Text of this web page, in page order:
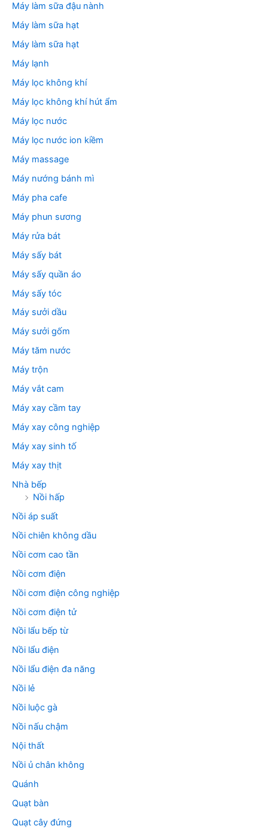
Máy làm sữa đậu nành
Máy làm sữa hạt
Máy làm sữa hạt
Máy lạnh
Máy lọc không khí
Máy lọc không khí hút ẩm
Máy lọc nước
Máy lọc nước ion kiềm
Máy massage
Máy nướng bánh mì
Máy pha cafe
Máy phun sương
Máy rửa bát
Máy sấy bát
Máy sấy quần áo
Máy sấy tóc
Máy sưởi dầu
Máy sưởi gốm
Máy tăm nước
Máy trộn
Máy vắt cam
Máy xay cầm tay
Máy xay công nghiệp
Máy xay sinh tố
Máy xay thịt
Nhà bếp
Nồi hấp
Nồi áp suất
Nồi chiên không dầu
Nồi cơm cao tần
Nồi cơm điện
Nồi cơm điện công nghiệp
Nồi cơm điện tử
Nồi lẩu bếp từ
Nồi lẩu điện
Nồi lẩu điện đa năng
Nồi lẻ
Nồi luộc gà
Nồi nấu chậm
Nội thất
Nồi ủ chân không
Quánh
Quạt bàn
Quạt cây đứng